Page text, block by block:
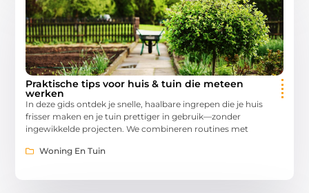
Praktische tips voor huis & tuin die meteen
werken
In deze gids ontdek je snelle, haalbare ingrepen die je huis
frisser maken en je tuin prettiger in gebruik—zonder
ingewikkelde projecten. We combineren routines met
Woning En Tuin